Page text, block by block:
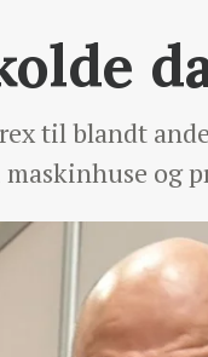
til blandt
og